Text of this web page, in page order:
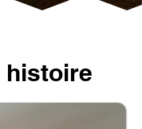
histoire